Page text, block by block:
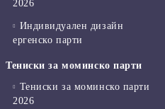
2026
Индивидуален дизайн
ергенско парти
Тениски за моминско парти
Тениски за моминско парти
2026